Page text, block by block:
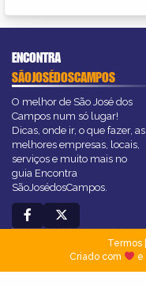
ENCONTRA
SÃOJOSÉDOSCAMPOS
O melhor de São José dos
Campos num só lugar!
Dicas, onde ir, o que fazer, as
melhores empresas, locais,
serviços e muito mais no
guia Encontra
SãoJosédosCampos.
Termos|
Criado com
e